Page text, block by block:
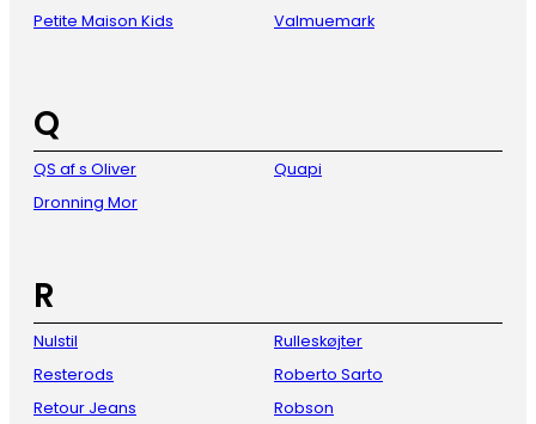
Petite Maison Kids
Valmuemark
Q
QS af s Oliver
Dronning Mor
Quapi
R
Nulstil
Resterods
Retour Jeans
Rulleskøjter
Roberto Sarto
Robson